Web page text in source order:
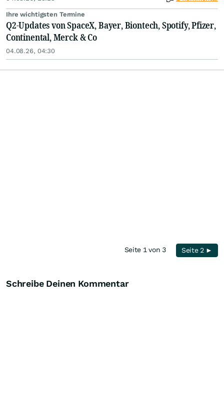
Ihre wichtigsten Termine
Q2-Updates von SpaceX, Bayer, Biontech, Spotify, Pfizer,
Continental, Merck & Co
04.08.26, 04:30
Seite 1 von 3 Seite 2 ►
Schreibe Deinen Kommentar